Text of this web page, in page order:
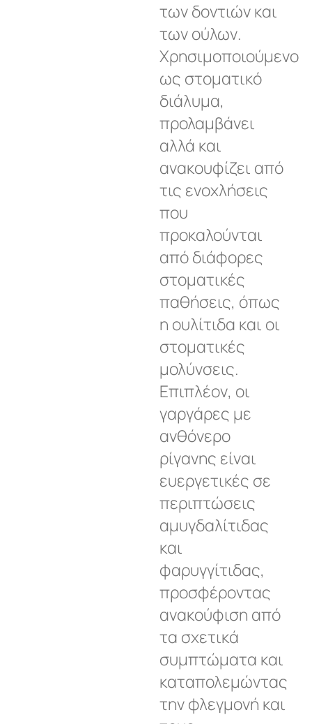
των δοντιών και
των ούλων.
Χρησιμοποιούμενο
ως στοματικό
διάλυμα,
προλαμβάνει
αλλά και
ανακουφίζει από
τις ενοχλήσεις
που
προκαλούνται
από διάφορες
στοματικές
παθήσεις, όπως
η ουλίτιδα και οι
στοματικές
μολύνσεις.
Επιπλέον, οι
γαργάρες με
ανθόνερο
ρίγανης είναι
ευεργετικές σε
περιπτώσεις
αμυγδαλίτιδας
και
φαρυγγίτιδας,
προσφέροντας
ανακούφιση από
τα σχετικά
συμπτώματα και
καταπολεμώντας
την φλεγμονή και